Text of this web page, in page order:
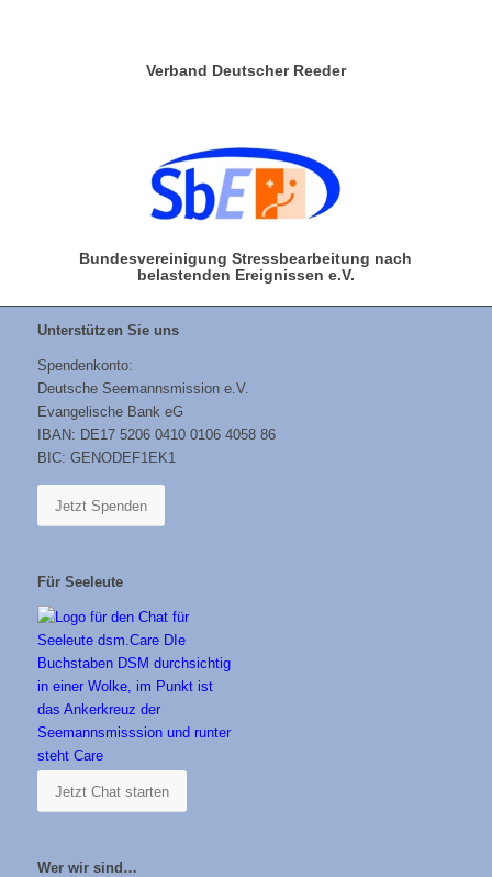
Verband Deutscher Reeder
Bundesvereinigung Stressbearbeitung nach
belastenden Ereignissen e.V.
Unterstützen Sie uns
Spendenkonto:
Deutsche Seemannsmission e.V.
Evangelische Bank eG
IBAN: DE17 5206 0410 0106 4058 86
BIC: GENODEF1EK1
Jetzt Spenden
Für Seeleute
Jetzt Chat starten
Wer wir sind…